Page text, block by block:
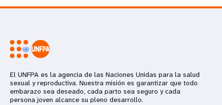
El UNFPA es la agencia de las Naciones Unidas para la salud
sexual y reproductiva. Nuestra misión es garantizar que todo
embarazo sea deseado, cada parto sea seguro y cada
persona joven alcance su pleno desarrollo.